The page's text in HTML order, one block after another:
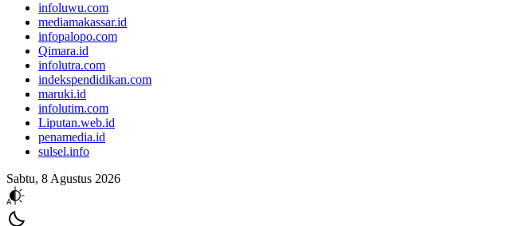
infoluwu.com
mediamakassar.id
infopalopo.com
Qimara.id
infolutra.com
indekspendidikan.com
maruki.id
infolutim.com
Liputan.web.id
penamedia.id
sulsel.info
Sabtu, 8 Agustus 2026